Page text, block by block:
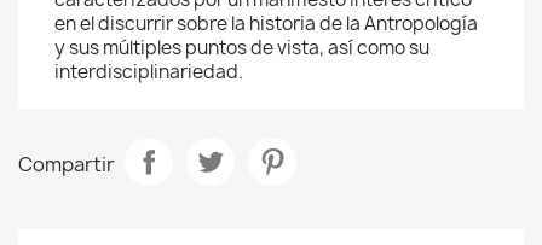
en el discurrir sobre la historia de la Antropología
y sus múltiples puntos de vista, así como su
interdisciplinariedad.
Compartir